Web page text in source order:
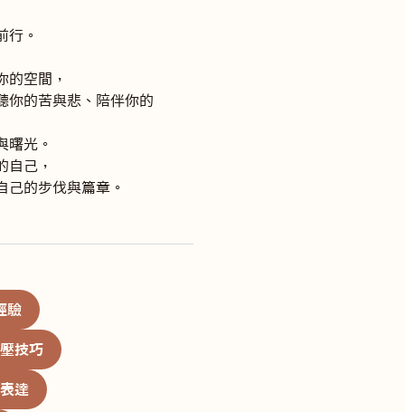
行。
的空間，
你的苦與悲、陪伴你的
曙光。
自己，
己的步伐與篇章。
驗
技巧
達